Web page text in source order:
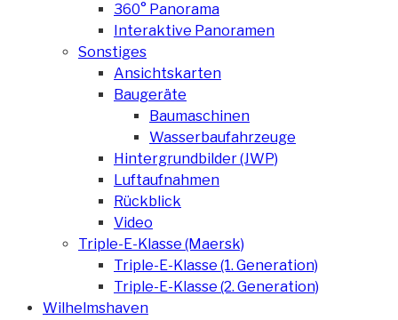
360° Panorama
Interaktive Panoramen
Sonstiges
Ansichtskarten
Baugeräte
Baumaschinen
Wasserbaufahrzeuge
Hintergrundbilder (JWP)
Luftaufnahmen
Rückblick
Video
Triple-E-Klasse (Maersk)
Triple-E-Klasse (1. Generation)
Triple-E-Klasse (2. Generation)
Wilhelmshaven